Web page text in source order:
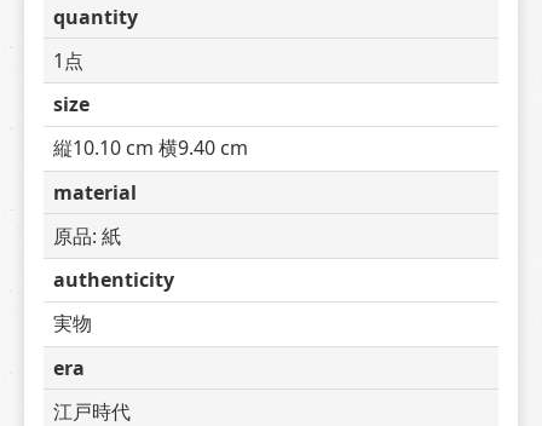
quantity
1点
size
縦10.10 cm 横9.40 cm
material
原品: 紙
authenticity
実物
era
江戸時代